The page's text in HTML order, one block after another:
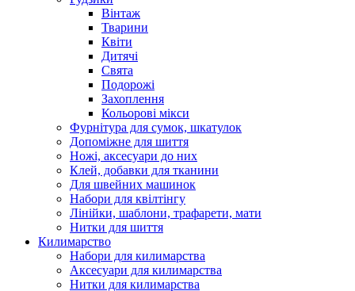
Вінтаж
Тварини
Квіти
Дитячі
Свята
Подорожі
Захоплення
Кольорові мікси
Фурнітура для сумок, шкатулок
Допоміжне для шиття
Ножі, аксесуари до них
Клей, добавки для тканини
Для швейних машинок
Набори для квілтінгу
Лінійки, шаблони, трафарети, мати
Нитки для шиття
Килимарство
Набори для килимарства
Аксесуари для килимарства
Нитки для килимарства